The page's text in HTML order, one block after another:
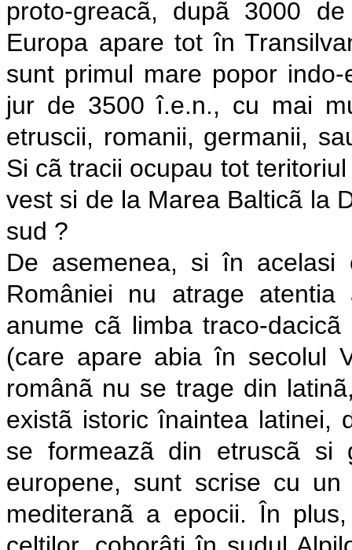
proto-greacã, dupã 3000
Europa apare tot în
sunt primul mare popor
jur de 3500 î.e.n., cu mai
etruscii, romanii, germanii,
Si cã tracii ocupau tot
vest si de la Marea Balticã la
sud ?
De asemenea, si în acelasi
României nu atrage atentia
anume cã limba traco-
(care apare abia în secolul
românã nu se trage din
existã istoric înaintea latinei,
se formeazã din etruscã si
europene, sunt scrise cu
mediteranã a epocii. În